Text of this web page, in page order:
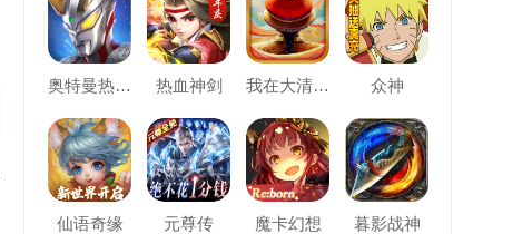
奥特曼热血英雄 热血神剑 我在大清当皇帝 众神
仙语奇缘 元尊传 魔卡幻想 暮影战神